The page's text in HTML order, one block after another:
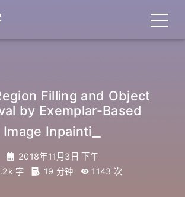
Filling and Object
by Exemplar-Based
Inpainting》
2018年11月3日 下午
字
19 分钟 1143 次